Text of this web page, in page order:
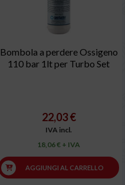
Bombola a perdere Ossigeno
110 bar 1lt per Turbo Set
22,03 €
IVA incl.
18,06 € + IVA
AGGIUNGI AL CARRELLO